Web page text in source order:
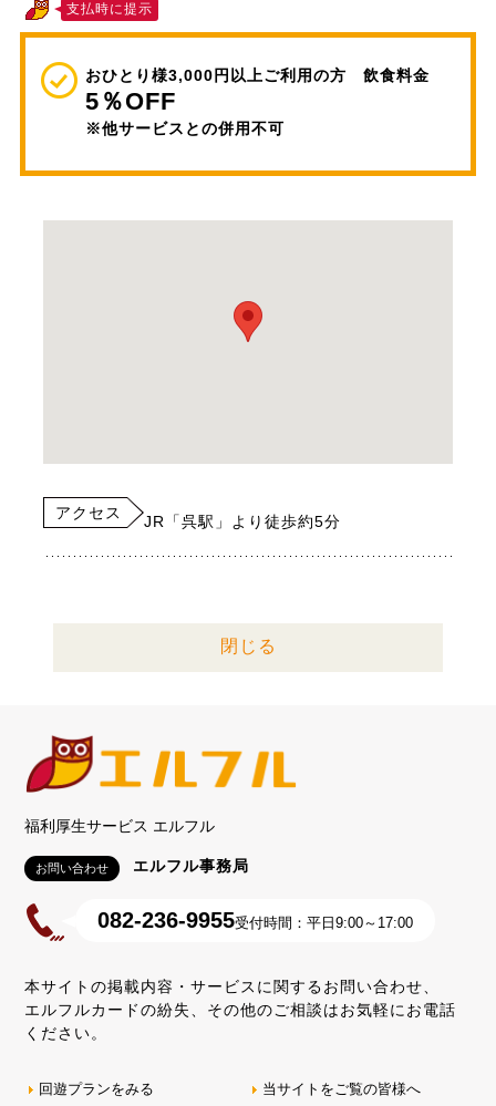
支払時に提示
おひとり様3,000円以上ご利用の方 飲食料金
5％OFF
※他サービスとの併用不可
アクセス JR「呉駅」より徒歩約5分
閉じる
福利厚生サービス エルフル
お問い合わせ エルフル事務局
082-236-9955受付時間：平日9:00～17:00
本サイトの掲載内容・サービスに関するお問い合わせ、
エルフルカードの紛失、その他のご相談はお気軽にお電話
ください。
回遊プランをみる 当サイトをご覧の皆様へ